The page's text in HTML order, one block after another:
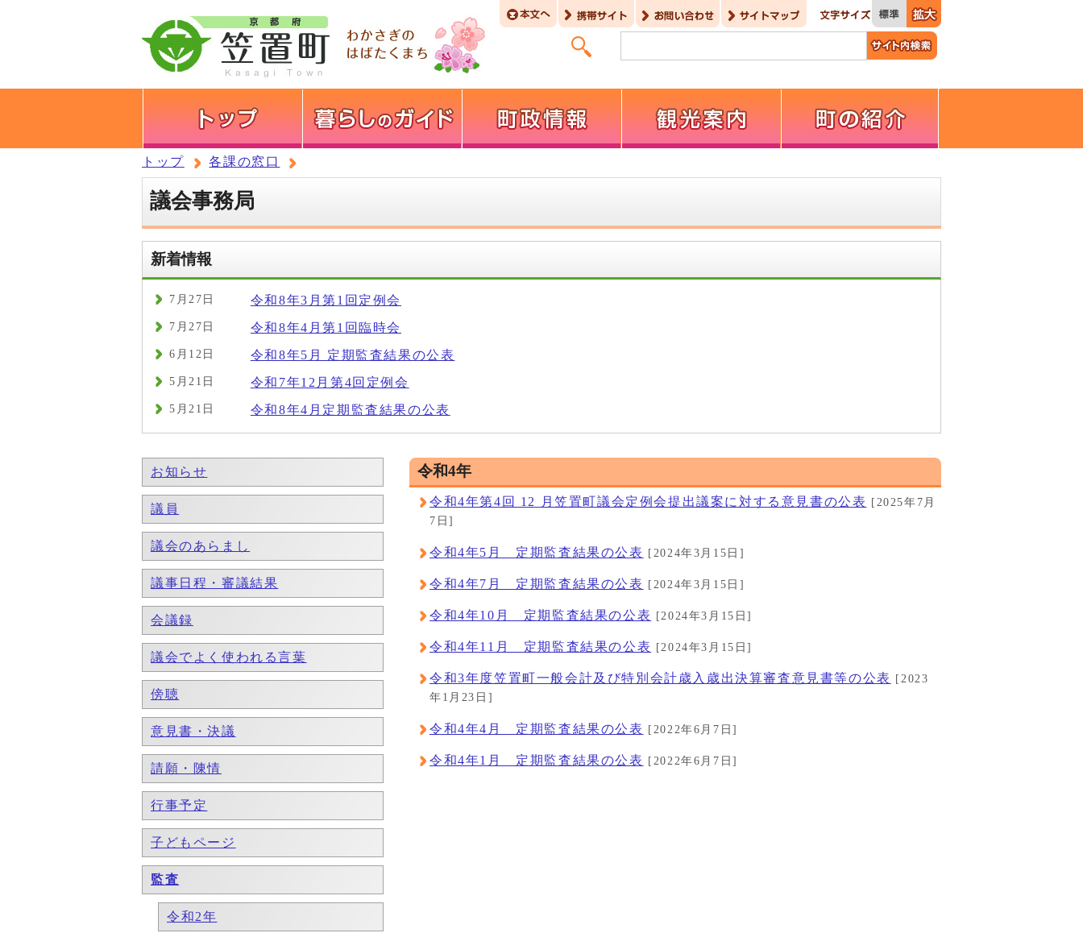
トップ 各課の窓口
議会事務局
新着情報
7月27日 令和8年3月第1回定例会
7月27日 令和8年4月第1回臨時会
6月12日 令和8年5月 定期監査結果の公表
5月21日 令和7年12月第4回定例会
5月21日 令和8年4月定期監査結果の公表
お知らせ
議員
議会のあらまし
議事日程・審議結果
会議録
議会でよく使われる言葉
傍聴
意見書・決議
請願・陳情
行事予定
子どもページ
監査
令和2年
令和4年
令和4年第4回 12 月笠置町議会定例会提出議案に対する意見書の公表 [2025年7月
7日]
令和4年5月 定期監査結果の公表 [2024年3月15日]
令和4年7月 定期監査結果の公表 [2024年3月15日]
令和4年10月 定期監査結果の公表 [2024年3月15日]
令和4年11月 定期監査結果の公表 [2024年3月15日]
令和3年度笠置町一般会計及び特別会計歳入歳出決算審査意見書等の公表 [2023
年1月23日]
令和4年4月 定期監査結果の公表 [2022年6月7日]
令和4年1月 定期監査結果の公表 [2022年6月7日]